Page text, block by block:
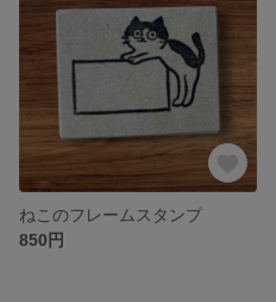
ねこのフレームスタンプ
850円